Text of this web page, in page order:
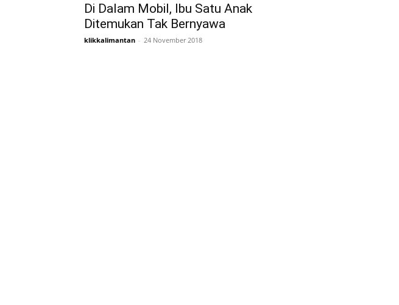
Di Dalam Mobil, Ibu Satu Anak
Ditemukan Tak Bernyawa
klikkalimantan - 24 November 2018